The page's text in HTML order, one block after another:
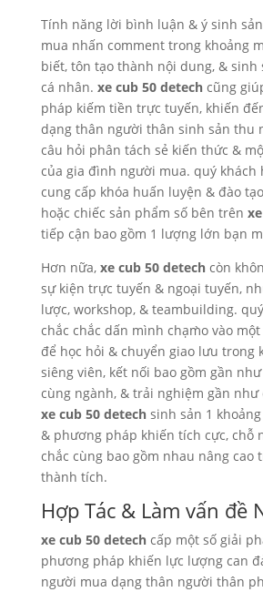
Tính năng lời bình luận & ý sinh
mua nhấn comment trong khoảng
biết, tôn tạo thành nội dung, &
cá nhân. xe cub 50 detechcũng
pháp kiếm tiền trực tuyến, khiến
dạng thân người thân sinh sản thu
câu hỏi phân tách sẻ kiến thức &
của gia đình người mua. quý khách
cung cấp khóa huấn luyện & đào
hoặc chiếc sản phẩm số bên trên
tiếp cận bao gồm 1 lượng lớn bạn
Hơn nữa, xe cub 50 detechcòn
sự kiện trực tuyến & ngoại tuyến,
lược, workshop, & teambuilding.
chắc chắc dấn mình chạm̀o vào
để học hỏi & chuyển giao lưu trong
siêng viên, kết nối bao gồm gần
cùng ngành, & trải nghiệm gần
xe cub 50 detechsinh sản 1
& phương pháp khiến tích cực, chỗ
chắc cùng bao gồm nhau nâng cao
thành tích.
Hợp Tác & Làm vấn đề
xe cub 50 detechcấp một số giải
phương pháp khiến lực lượng can
người mua dạng thân người thân